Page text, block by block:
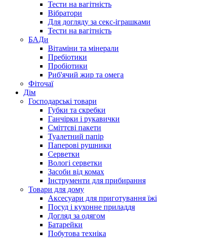
Тести на вагітність
Вібратори
Для догляду за секс-іграшками
Тести на вагітність
БАДи
Вітаміни та мінерали
Пребіотики
Пробіотики
Риб'ячий жир та омега
Фіточаї
Дім
Господарські товари
Губки та скребки
Ганчірки і рукавички
Сміттєві пакети
Туалетний папір
Паперові рушники
Серветки
Вологі серветки
Засоби від комах
Інструменти для прибирання
Товари для дому
Аксесуари для приготування їжі
Посуд і кухонне приладдя
Догляд за одягом
Батарейки
Побутова техніка